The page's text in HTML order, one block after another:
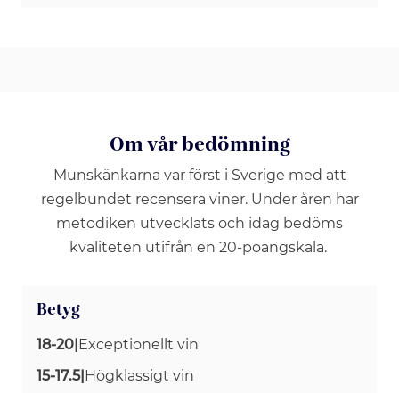
Om vår bedömning
Munskänkarna var först i Sverige med att
regelbundet recensera viner. Under åren har
metodiken utvecklats och idag bedöms
kvaliteten utifrån en 20-poängskala.
Betyg
18-20|Exceptionellt vin
15-17.5|Högklassigt vin